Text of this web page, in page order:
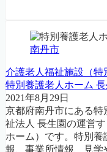
南丹市
介護老人福祉施設（特
特別養護老人ホーム
2021年8月29日
京都府南丹市にある
祉法人 長生園の運営
ホーム）です。特別
報、事業所情報、見